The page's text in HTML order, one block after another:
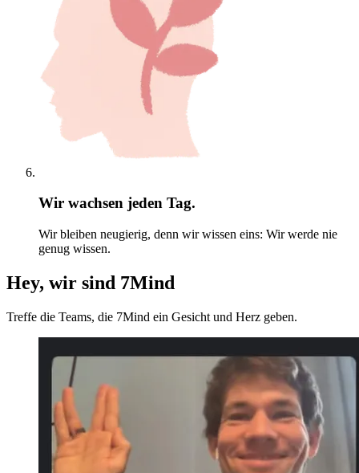
Wir wachsen jeden Tag.
Wir bleiben neugierig, denn wir wissen eins: Wir werde nie
genug wissen.
Hey, wir sind 7Mind
Treffe die Teams, die 7Mind ein Gesicht und Herz geben.